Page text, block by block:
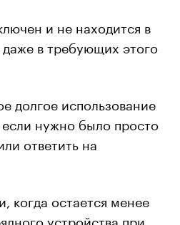
и не находится в
в требующих этого
долгое использование
нужно было просто
ответить на
когда остается менее
устройства при